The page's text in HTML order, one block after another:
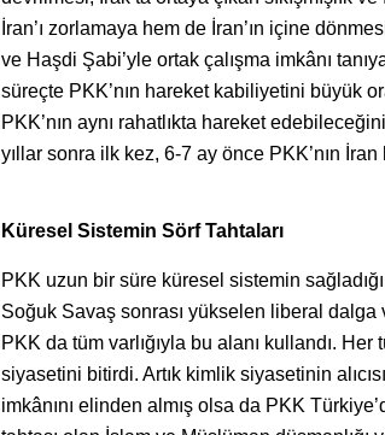
İran’ı zorlamaya hem de İran’ın içine
ve Haşdi Şabi’yle ortak çalışma imkânı
süreçte PKK’nın hareket kabiliyetini büyük
PKK’nın aynı rahatlıkta hareket
yıllar sonra ilk kez, 6-7 ay önce PKK’nın İran
Küresel Sistemin Sörf Tahtaları
PKK uzun bir süre küresel sistemin
Soğuk Savaş sonrası yükselen liberal dalga
PKK da tüm varlığıyla bu alanı kullandı.
siyasetini bitirdi. Artık kimlik siyasetinin
imkânını elinden almış olsa da PKK